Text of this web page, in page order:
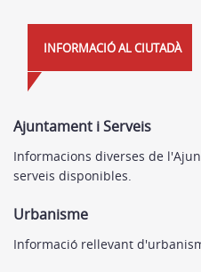
INFORMACIÓ AL CIUTADÀ
Ajuntament i Serveis
Informacions diverses de
serveis disponibles.
Urbanisme
Informació rellevant